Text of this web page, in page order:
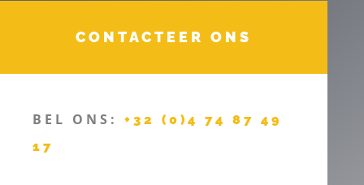
CONTACTEER ONS
BEL ONS:
+32 (0)4 74 87 49
17